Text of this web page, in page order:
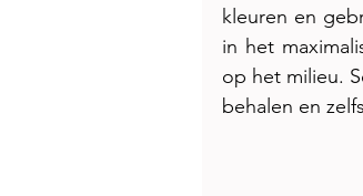
kleuren en
in het
op het milieu.
behalen en